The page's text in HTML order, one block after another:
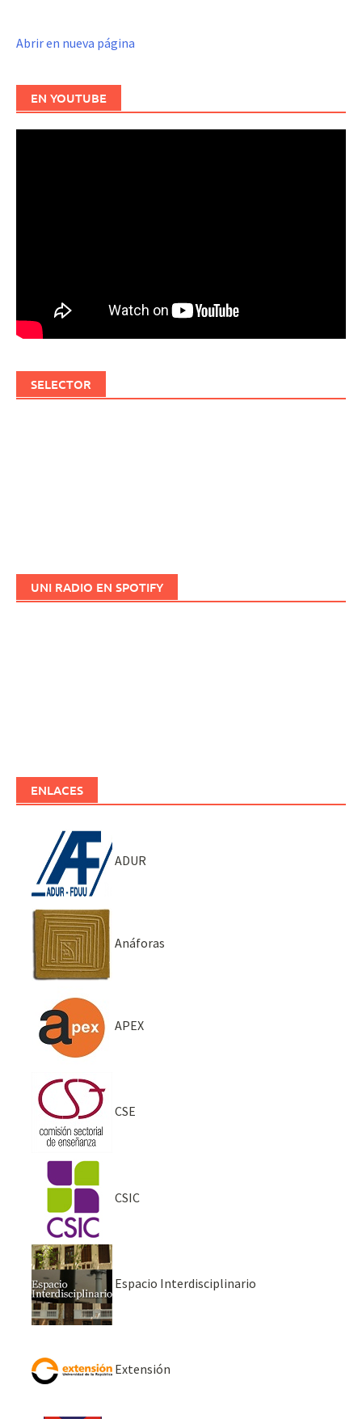
Abrir en nueva página
EN YOUTUBE
SELECTOR
UNI RADIO EN SPOTIFY
ENLACES
ADUR
Anáforas
APEX
CSE
CSIC
Espacio Interdisciplinario
Extensión